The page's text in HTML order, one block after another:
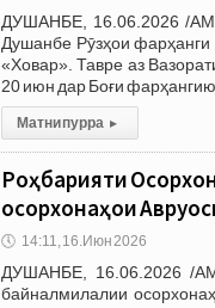
ДУШАНБЕ, 16.06.2026 /
Душанбе Рӯзҳои
«Ховар». Тавре аз
20 июн дар Боғи фарҳангию
Матни пурра ▸
Роҳбарияти
осорхонаҳои
🕔 14:11, 16.Июн 2026
ДУШАНБЕ, 16.06.2026 /
байналмилалии